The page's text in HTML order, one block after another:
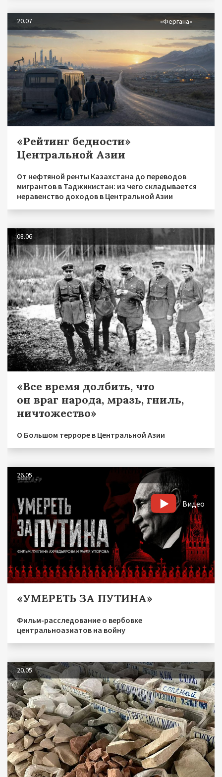
20.07 «Фергана»
«Рейтинг бедности»
Центральной Азии
От нефтяной ренты Казахстана до переводов
мигрантов в Таджикистан: из чего складывается
неравенство доходов в Центральной Азии
08.06
«Все время долбить, что
он враг народа, мразь, гниль,
ничтожество»
О Большом терроре в Центральной Азии
26.05
Видео
«УМЕРЕТЬ ЗА ПУТИНА»
Фильм-расследование о вербовке
центральноазиатов на войну
20.05